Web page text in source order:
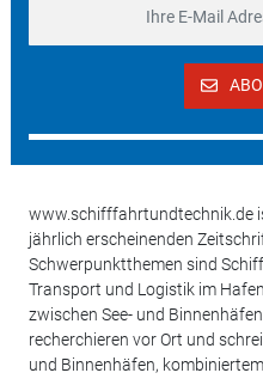
www.schifffahrtundtechnik.de
jährlich erscheinenden
Schwerpunktthemen sind
Transport und Logistik im
zwischen See- und
recherchieren vor Ort und
und Binnenhäfen,